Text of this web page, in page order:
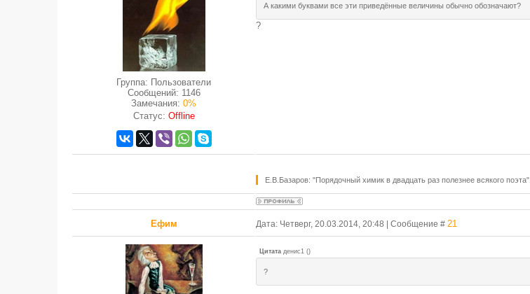
Группа: Пользователи
Сообщений: 1146
Замечания: 0%
Статус: Offline
А какими буквами все эти приведённые величины обычно обозначают?
?
Е.В.Базаров: "Порядочный химик в двадцать раз полезнее всякого поэта".
Ефим Дата: Четверг, 20.03.2014, 20:48 | Сообщение # 21
Цитата денис1 ()
?